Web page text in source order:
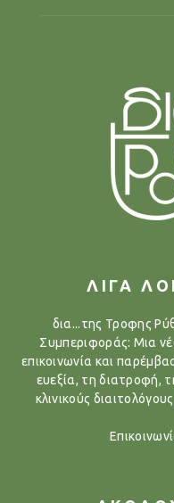
ΛΙΓΑ
δια...της Τροφης
Συμπεριφοράς: Μια
επικοινωνία και
ευεξία, τη διατροφή,
κλινικούς